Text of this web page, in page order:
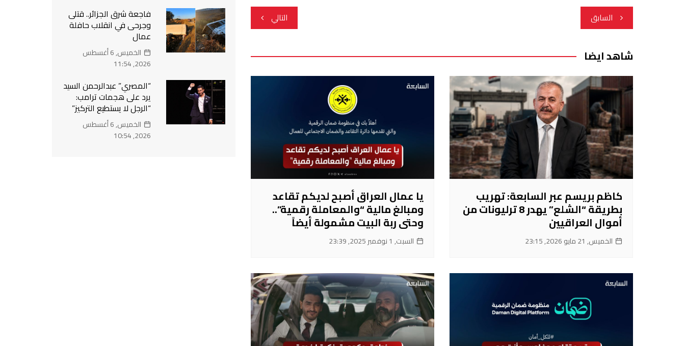
تصفّح
المقالات
السابق التالي
شاهد ايضا
كاظم بريسم عبر السابعة: تهريب
بطريقة “الشلع” يهدر 8 ترليونات من
أموال العراقيين
الخميس, 21 مايو 2026, 23:15
يا عمال العراق أصبح لديكم تقاعد
ومبالغ مالية “والمعاملة رقمية”..
وحتى ربة البيت مشمولة أيضاً
السبت, 1 نوفمبر 2025, 23:39
فاجعة شرق الجزائر.. قتلى
وجرحى في انقلاب حافلة
عمال
الخميس, 6 أغسطس
2026, 11:54
“المصري” عبدالرحمن السيد
يرد على هجمات ترامب:
“الرجل لا يستطيع التركيز”
الخميس, 6 أغسطس
2026, 10:54